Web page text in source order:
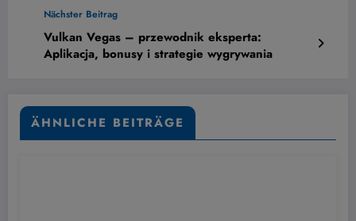
Nächster Beitrag
Vulkan Vegas – przewodnik eksperta:
Aplikacja, bonusy i strategie wygrywania
ÄHNLICHE BEITRÄGE